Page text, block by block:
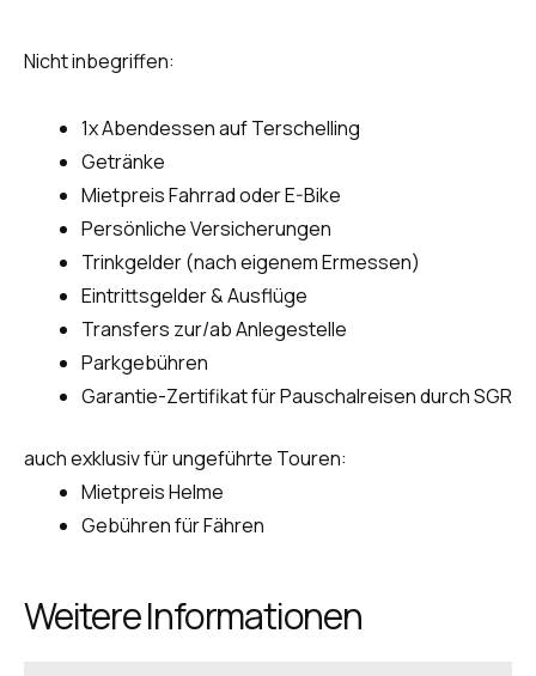
Nicht inbegriffen:
1x Abendessen auf Terschelling
Getränke
Mietpreis Fahrrad oder E-Bike
Persönliche Versicherungen
Trinkgelder (nach eigenem Ermessen)
Eintrittsgelder & Ausflüge
Transfers zur/ab Anlegestelle
Parkgebühren
Garantie-Zertifikat für Pauschalreisen durch SGR
auch exklusiv für ungeführte Touren:
Mietpreis Helme
Gebühren für Fähren
Weitere Informationen